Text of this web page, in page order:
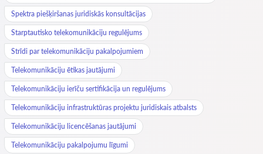
Spektra piešķiršanas juridiskās konsultācijas
Starptautisko telekomunikāciju regulējums
Strīdi par telekomunikāciju pakalpojumiem
Telekomunikāciju ētikas jautājumi
Telekomunikāciju ierīču sertifikācija un regulējums
Telekomunikāciju infrastruktūras projektu juridiskais atbalsts
Telekomunikāciju licencēšanas jautājumi
Telekomunikāciju pakalpojumu līgumi